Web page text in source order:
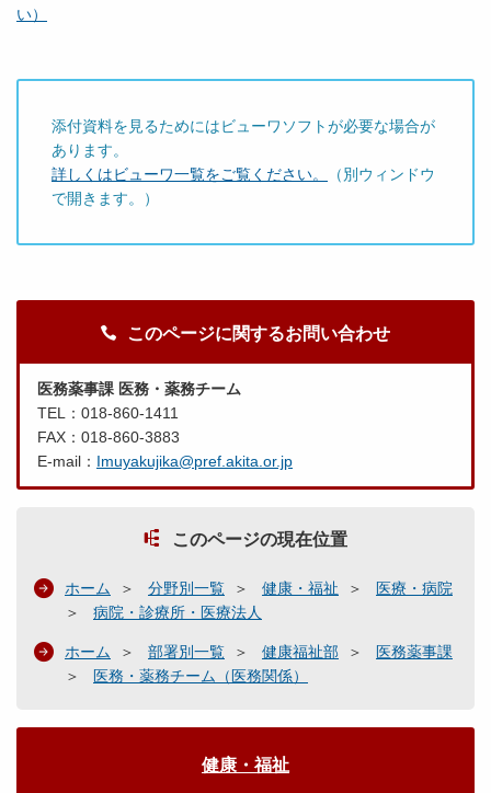
い）
添付資料を見るためにはビューワソフトが必要な場合が
あります。
詳しくはビューワ一覧をご覧ください。
（別ウィンドウ
で開きます。）
このページに関するお問い合わせ
医務薬事課 医務・薬務チーム
TEL：018-860-1411
FAX：018-860-3883
E-mail： Imuyakujika@pref.akita.or.jp
このページの現在位置
ホーム 分野別一覧 健康・福祉
医療・病院
病院・診療所・医療法人
ホーム 部署別一覧 健康福祉部
医務薬事課
医務・薬務チーム（医務関係）
健康・福祉